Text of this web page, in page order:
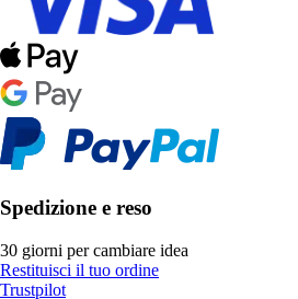
Spedizione e reso
30 giorni per cambiare idea
Restituisci il tuo ordine
Trustpilot